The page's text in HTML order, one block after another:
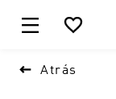
 
 Atrás